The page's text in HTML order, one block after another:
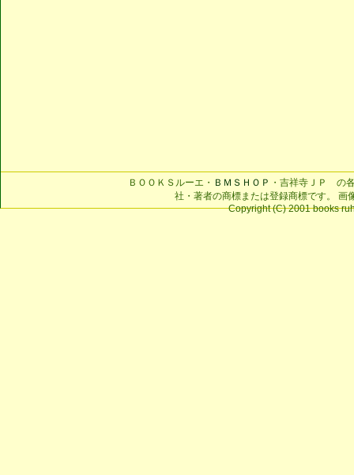
ＢＯＯＫＳルーエ・ ＢＭＳＨＯＰ ・吉祥寺ＪＰ の
社・著者の商標または登録商標です。 画
Copyright (C) 2001 books